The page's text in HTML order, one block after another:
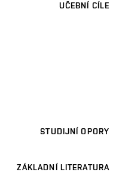
UČEBNÍ CÍLE
STUDIJNÍ OPORY
ZÁKLADNÍ LITERATURA